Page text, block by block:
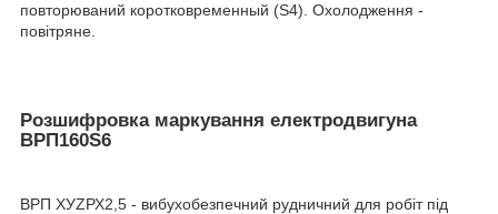
повторюваний коротковременный (S4). Охолодження -
повітряне.
Розшифровка маркування електродвигуна
ВРП160Ѕ6
ВРП ХУZРХ2,5 - вибухобезпечний рудничний для робіт під